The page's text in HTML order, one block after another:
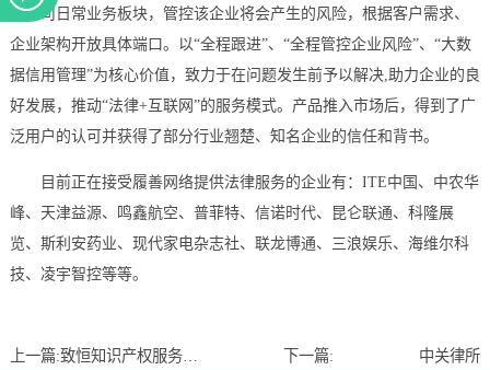
标公司日常业务板块，管控该企业将会产生的风险，根据客户需求、
企业架构开放具体端口。以“全程跟进”、“全程管控企业风险”、“大数
据信用管理”为核心价值，致力于在问题发生前予以解决,助力企业的良
好发展，推动“法律+互联网”的服务模式。产品推入市场后，得到了广
泛用户的认可并获得了部分行业翘楚、知名企业的信任和背书。
目前正在接受履善网络提供法律服务的企业有： ITE中国、中农华
峰、天津益源、鸣鑫航空、普菲特、信诺时代、昆仑联通、科隆展
览、斯利安药业、现代家电杂志社、联龙博通、三浪娱乐、海维尔科
技、凌宇智控等等。
上一篇: 致恒知识产权服务（北京）有限公司 下一篇: 中关律所